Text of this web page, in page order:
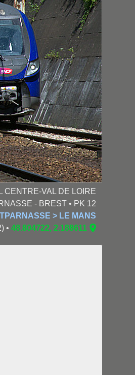
CENTRE-VAL DE LOIRE
- BREST • PK 12
> LE MANS
• 48.804722, 2.188611